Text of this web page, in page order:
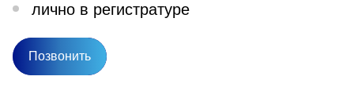
лично в регистратуре
Позвонить